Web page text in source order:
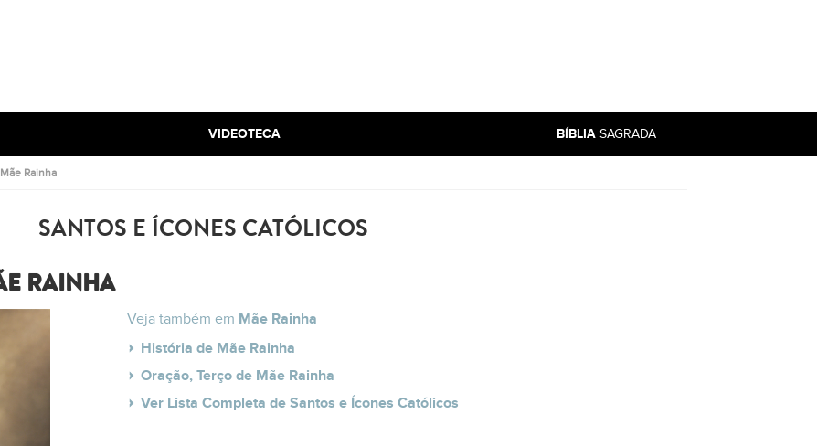
VIDEOTECA BÍBLIA SAGRADA
Mãe Rainha
SANTOS E ÍCONES CATÓLICOS
RAINHA
Veja também em Mãe Rainha
História de Mãe Rainha
Oração, Terço de Mãe Rainha
Ver Lista Completa de Santos e Ícones Católicos